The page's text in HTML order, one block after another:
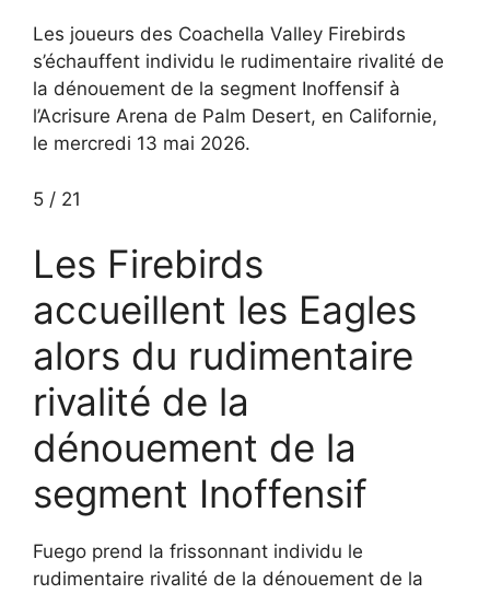
Les joueurs des Coachella Valley Firebirds
s’échauffent individu le rudimentaire rivalité de
la dénouement de la segment Inoffensif à
l’Acrisure Arena de Palm Desert, en Californie,
le mercredi 13 mai 2026.
5 / 21
Les Firebirds
accueillent les Eagles
alors du rudimentaire
rivalité de la
dénouement de la
segment Inoffensif
Fuego prend la frissonnant individu le
rudimentaire rivalité de la dénouement de la